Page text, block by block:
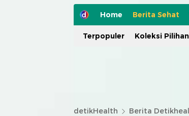
Home Berita Sehat
Terpopuler Koleksi Pilihan
detikHealth Berita